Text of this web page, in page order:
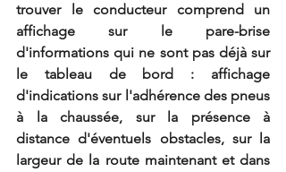
trouver le conducteur comprend un
affichage sur le pare-brise
d'informations qui ne sont pas déjà sur
le tableau de bord : affichage
d'indications sur l'adhérence des pneus
à la chaussée, sur la présence à
distance d'éventuels obstacles, sur la
largeur de la route maintenant et dans